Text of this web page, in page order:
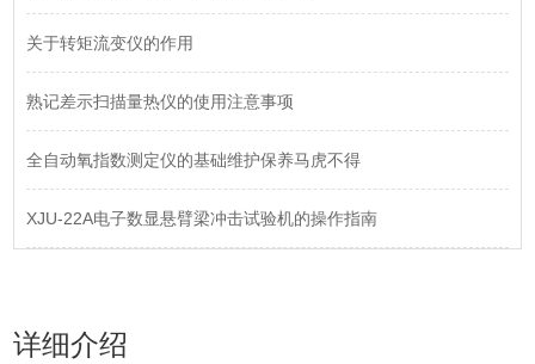
关于转矩流变仪的作用
熟记差示扫描量热仪的使用注意事项
全自动氧指数测定仪的基础维护保养马虎不得
XJU-22A电子数显悬臂梁冲击试验机的操作指南
详细介绍